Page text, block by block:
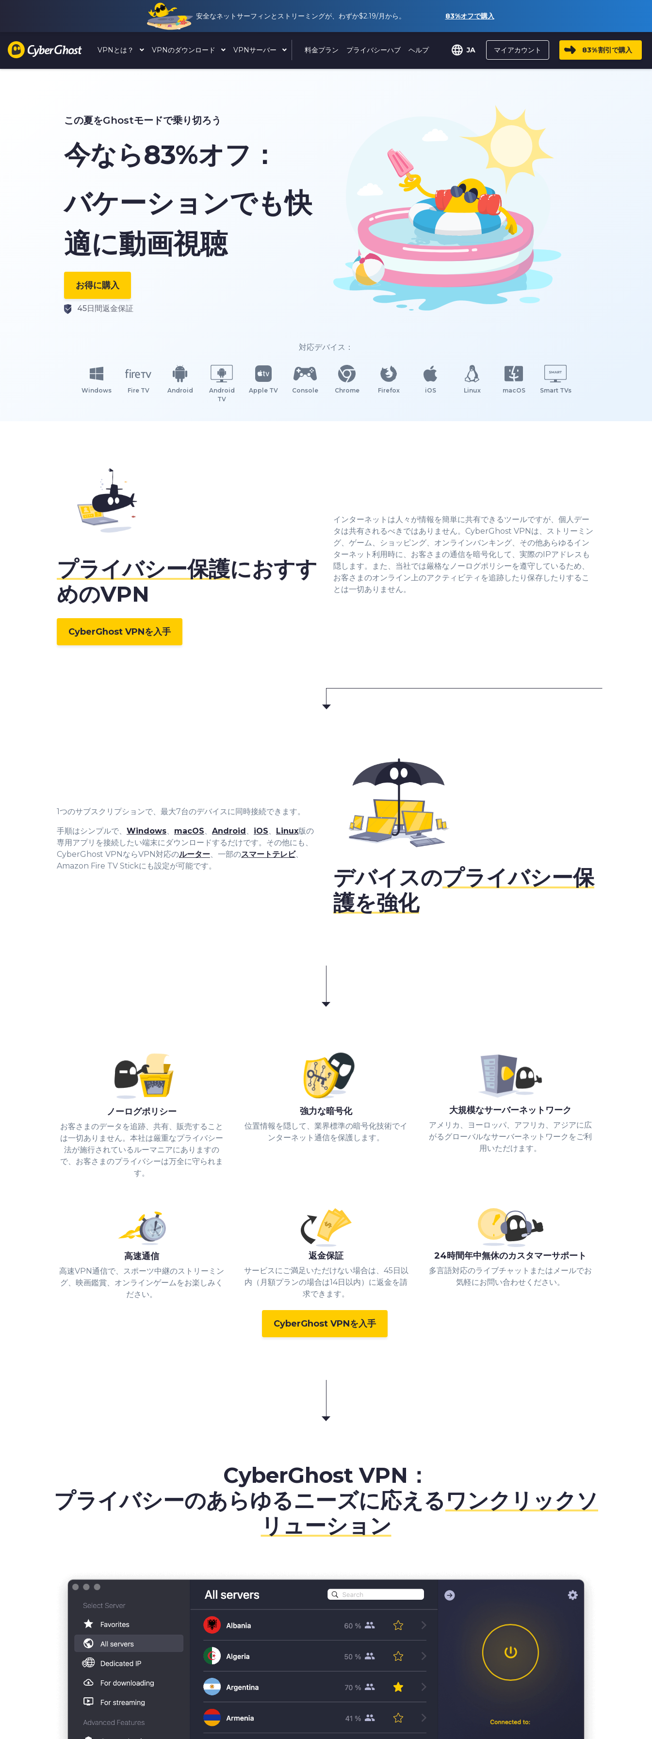
安全なネットサーフィンとストリーミングが、わずか$2.19/月から。 83%オフで購入
VPNとは？ VPNのダウンロード VPNサーバー 料金プラン プライバシーハブ ヘルプ JA マイアカウント 83%割引で購入
この夏をGhostモードで乗り切ろう
今なら83%オフ：
バケーションでも快
適に動画視聴
お得に購入
45日間返金保証
対応デバイス：
Windows Fire TV Android
Android
TV
Apple TV Console Chrome Firefox iOS Linux macOS Smart TVs
プライバシー保護におすす
めのVPN
CyberGhost VPNを入手
インターネットは人々が情報を簡単に共有できるツールですが、個人デー
タは共有されるべきではありません。CyberGhost VPNは、ストリーミン
グ、ゲーム、ショッピング、オンラインバンキング、その他あらゆるイン
ターネット利用時に、 お客さまの通信を暗号化して、実際のIPアドレスも
隠します。また、当社では厳格なノーログポリシーを遵守しているため、
お客さまのオンライン上のアクティビティを追跡したり保存したりするこ
とは一切ありません。
1つのサブスクリプションで、最大7台のデバイスに同時接続できます。
手順はシンプルで、 Windows、 macOS、 Android、 iOS、 Linux版の
専用アプリを接続したい端末にダウンロードするだけです。その他にも、
CyberGhost VPNならVPN対応のルーター、一部のスマートテレビ、
Amazon Fire TV Stickにも設定が可能です。
デバイスのプライバシー保
護を強化
ノーログポリシー
お客さまのデータを追跡、共有、販売すること
は一切ありません。本社は厳重なプライバシー
法が施行されているルーマニアにありますの
で、お客さまのプライバシーは万全に守られま
す。
強力な暗号化
位置情報を隠して、業界標準の暗号化技術でイ
ンターネット通信を保護します。
大規模なサーバーネットワーク
アメリカ、ヨーロッパ、アフリカ、アジアに広
がるグローバルなサーバーネットワークをご利
用いただけます。
高速通信
高速VPN通信で、スポーツ中継のストリーミン
グ、映画鑑賞、オンラインゲームをお楽しみく
ださい。
返金保証
サービスにご満足いただけない場合は、45日以
内（月額プランの場合は14日以内）に返金を請
求できます。
24時間年中無休のカスタマーサポート
多言語対応のライブチャットまたはメールでお
気軽にお問い合わせください。
CyberGhost VPNを入手
CyberGhost VPN：
プライバシーのあらゆるニーズに応える ワンクリックソ
リューション